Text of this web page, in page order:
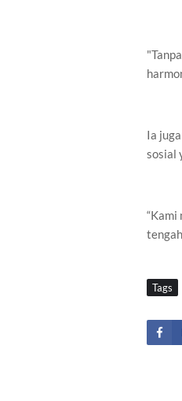
Ia
sosial
“Kami
Tags